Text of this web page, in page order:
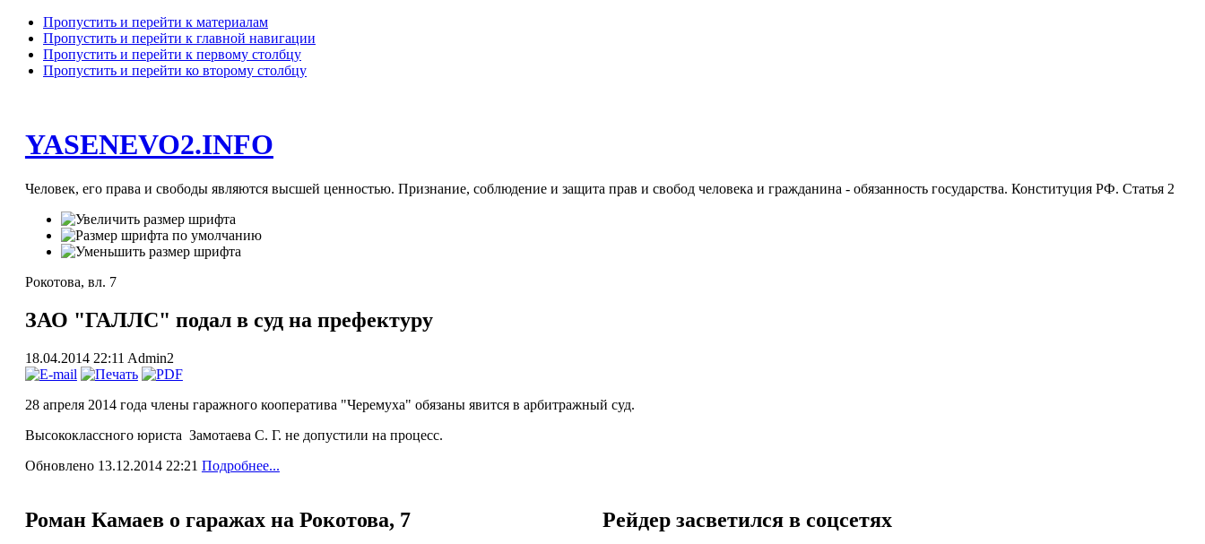
Пропустить и перейти к материалам
Пропустить и перейти к главной навигации
Пропустить и перейти к первому столбцу
Пропустить и перейти ко второму столбцу
YASENEVO2.INFO
Человек, его права и свободы являются высшей ценностью. Признание, соблюдение и защита прав и свобод человека и гражданина - обязанность государства. Конституция РФ. Статья 2
Рокотова, вл. 7
ЗАО "ГАЛЛС" подал в суд на префектуру
18.04.2014 22:11 Admin2
28 апреля 2014 года члены гаражного кооператива "Черемуха" обязаны явится в арбитражный суд.
Высококлассного юриста Замотаева С. Г. не допустили на процесс.
Обновлено 13.12.2014 22:21 Подробнее...
Роман Камаев о гаражах на Рокотова, 7 Рейдер засветился в соцсетях